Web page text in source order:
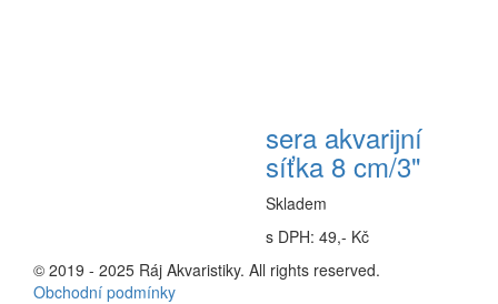
sera akvarijní
síťka 8 cm/3"
Skladem
s DPH: 49,- Kč
© 2019 - 2025 Ráj Akvaristiky. All rights reserved.
Obchodní podmínky